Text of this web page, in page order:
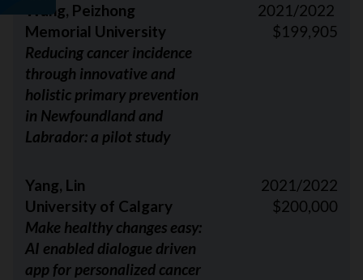
Wang, Peizhong
Memorial University
Reducing cancer incidence
through innovative and
holistic primary prevention
in Newfoundland and
Labrador: a pilot study
2021/2022
$199,905
Yang, Lin
University of Calgary
Make healthy changes easy:
AI enabled dialogue driven
app for personalized cancer
2021/2022
$200,000